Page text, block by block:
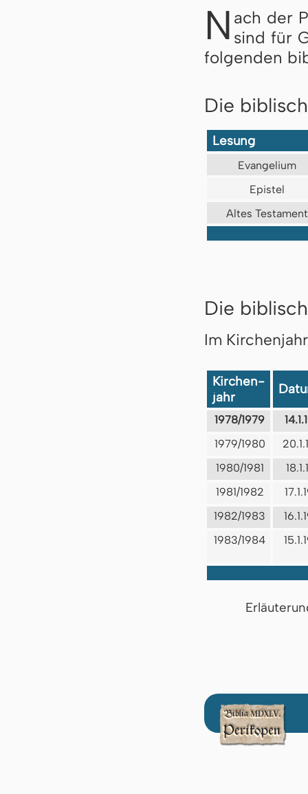
N ach der
sind für
folgenden
Die
Lesung
Evangelium
Epistel
Altes Testament
Die
Im
Kirchen-
jahr
1978/1979
1979/1980
1980/1981
1981/1982
1982/1983
1983/1984